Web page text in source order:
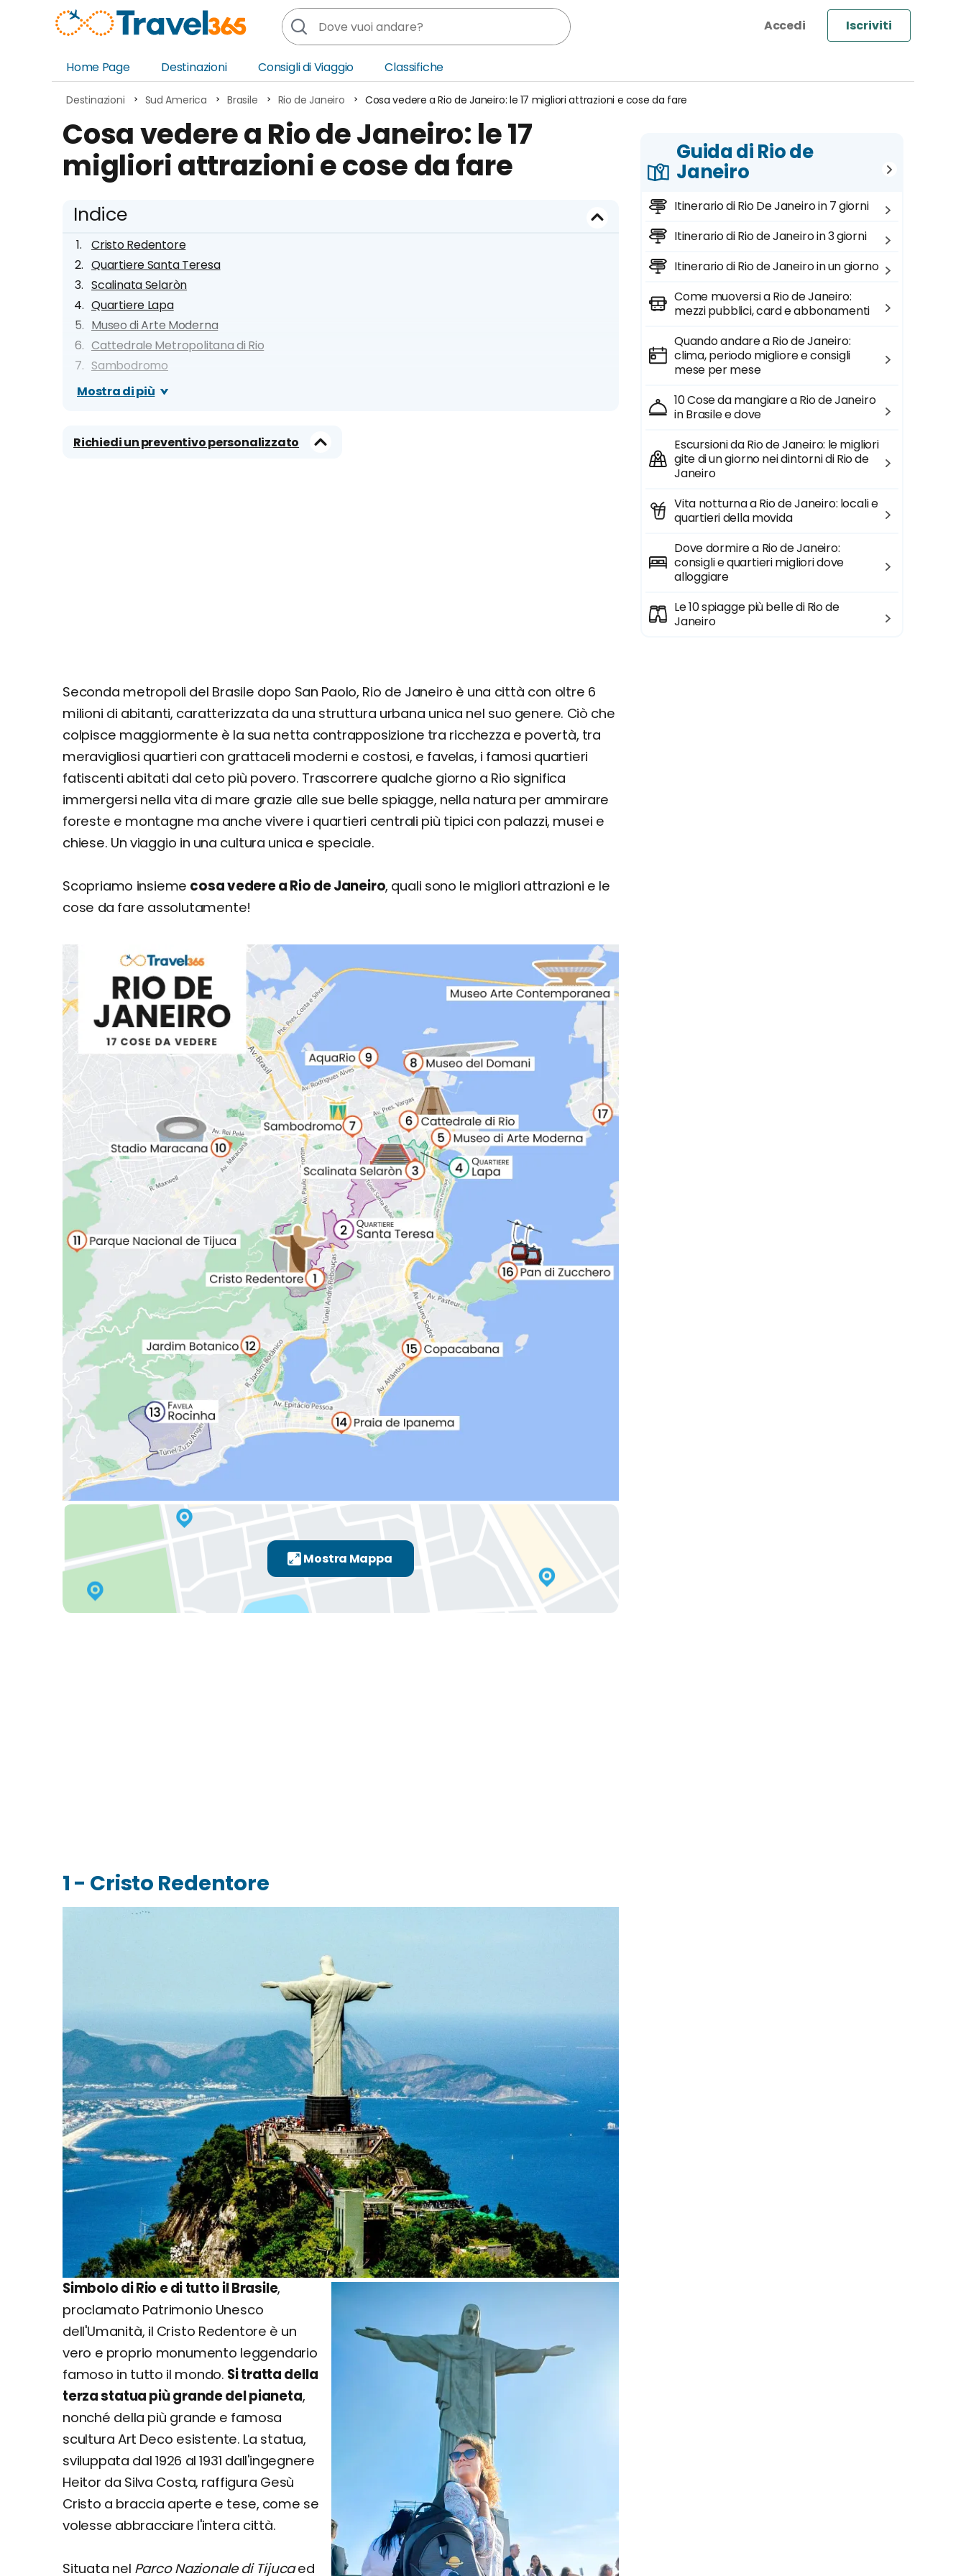
Iscriviti
Home Page
Destinazioni
Africa
Asia
Europa
Oceania
Nord America
America Centrale
Sud America
Medio Oriente
Consigli di Viaggio Classifiche
Destinazioni Sud America Brasile Rio de Janeiro Cosa vedere a Rio de Janeiro: le 17 migliori attrazioni e cose da fare
Cosa vedere a Rio de Janeiro: le 17
migliori attrazioni e cose da fare
Indice
Cristo Redentore
Quartiere Santa Teresa
Scalinata Selaròn
Quartiere Lapa
Museo di Arte Moderna
Cattedrale Metropolitana di Rio
Sambodromo
Museo del Domani
Parque Nacional de Tijuca
Mostra di più
Richiedi un preventivo personalizzato
Seconda metropoli del Brasile dopo San Paolo, Rio de Janeiro è una città con oltre 6
milioni di abitanti, caratterizzata da una struttura urbana unica nel suo genere. Ciò che
colpisce maggiormente è la sua netta contrapposizione tra ricchezza e povertà, tra
meravigliosi quartieri con grattaceli moderni e costosi, e favelas, i famosi quartieri
fatiscenti abitati dal ceto più povero. Trascorrere qualche giorno a Rio significa
immergersi nella vita di mare grazie alle sue belle spiagge, nella natura per ammirare
foreste e montagne ma anche vivere i quartieri centrali più tipici con palazzi, musei e
chiese. Un viaggio in una cultura unica e speciale.
Scopriamo insieme cosa vedere a Rio de Janeiro, quali sono le migliori attrazioni e le
cose da fare assolutamente!
1 - Cristo Redentore
Simbolo di Rio e di tutto il Brasile,
proclamato Patrimonio Unesco
dell'Umanità, il Cristo Redentore è un
vero e proprio monumento leggendario
famoso in tutto il mondo. Si tratta della
terza statua più grande del pianeta,
nonché della più grande e famosa
scultura Art Deco esistente. La statua,
sviluppata dal 1926 al 1931 dall'ingegnere
Heitor da Silva Costa, raffigura Gesù
Cristo a braccia aperte e tese, come se
volesse abbracciare l'intera città.
Situata nel Parco Nazionale di Tijucaed
Guida di Rio de
Janeiro
Itinerario di Rio De Janeiro in 7 giorni
Itinerario di Rio de Janeiro in 3 giorni
Itinerario di Rio de Janeiro in un giorno
Come muoversi a Rio de Janeiro:
mezzi pubblici, card e abbonamenti
Quando andare a Rio de Janeiro:
clima, periodo migliore e consigli
mese per mese
10 Cose da mangiare a Rio de Janeiro
in Brasile e dove
Escursioni da Rio de Janeiro: le migliori
gite di un giorno nei dintorni di Rio de
Janeiro
Vita notturna a Rio de Janeiro: locali e
quartieri della movida
Dove dormire a Rio de Janeiro:
consigli e quartieri migliori dove
alloggiare
Le 10 spiagge più belle di Rio de
Janeiro